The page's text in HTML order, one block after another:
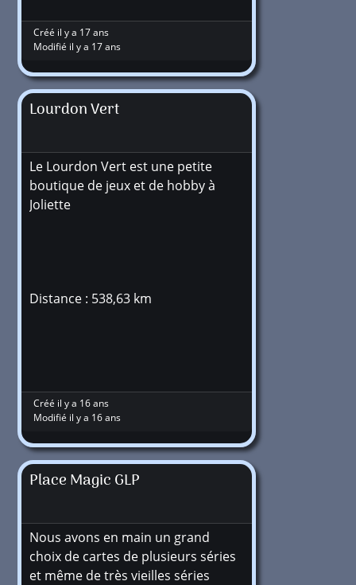
Créé il y a 17 ans
Modifié il y a 17 ans
Lourdon Vert
Le Lourdon Vert est une petite
boutique de jeux et de hobby à
Joliette
Distance : 538,63 km
Créé il y a 16 ans
Modifié il y a 16 ans
Place Magic GLP
Nous avons en main un grand
choix de cartes de plusieurs séries
et même de très vieilles séries